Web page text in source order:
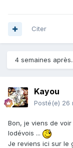
Citer
4 semaines
Kayou
Posté(e) 26
Bon, je viens de
lodévois ...
Je reviens ici sur le